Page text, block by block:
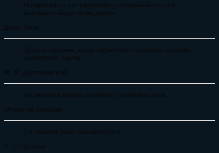
Насмешка — это наиболее утонченный способ
выставить недостатки других.
Джон Локк
Дурной признак, когда перестают понимать иронию,
аллегорию, шутку.
Ф. М. Достоевский
Насмешник всегда существо поверхностное.
Оноре де Бальзак
Со смехом ужас несовместим.
А. С. Пушкин